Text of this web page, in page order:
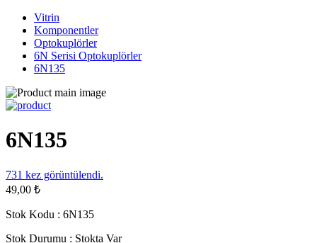
Vitrin
Komponentler
Optokuplörler
6N Serisi Optokuplörler
6N135
6N135
731 kez görüntülendi.
49,00 ₺
Stok Kodu : 6N135
Stok Durumu : Stokta Var